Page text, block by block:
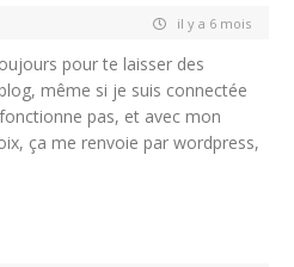
il y a 6 mois
pour te laisser des
même si je suis connectée
pas, et avec mon
ça me renvoie par wordpress,